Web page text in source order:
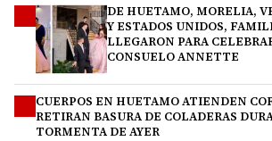
DE HUETAMO, MORELIA,
Y ESTADOS UNIDOS,
LLEGARON PARA
CONSUELO ANNETTE
CUERPOS EN HUETAMO ATIENDEN
RETIRAN BASURA DE COLADERAS
TORMENTA DE AYER